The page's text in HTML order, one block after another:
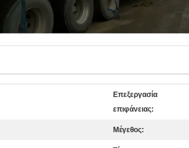
Επεξεργασία
επιφάνειας:
Μέγεθος: